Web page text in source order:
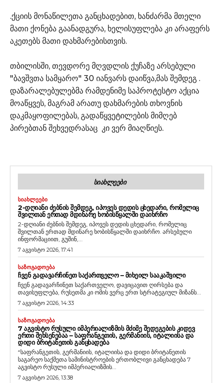
.ქციის მონაწილეთა განცხადებით, ხანძარმა მთელი
მათი ქონება გაანადგურა, ხელისუფლება კი არაფერს
აკეთებს მათი დახმარებისთვის.
თბილისში, თევდორე მღვდლის ქუჩაზე არსებული
"ბავშვთა სამყარო" 30 იანვარს დაიწვა,მას შემდეგ .
დაზარალებულებმა რამდენიმე საპროტესტო აქცია
მოაწყვეს, მაგრამ არათუ დახმარების თხოვნის
დაკმაყოფილებას, გადაწყვეტილების მიმღებ
პირებთან შეხვედრასაც კი ვერ მიაღწიეს.
ᲡᲘᲐᲮᲚᲔᲔᲑᲘ
ᲡᲘᲐᲮᲚᲔᲔᲑᲘ
2-ᲓᲦᲘᲐᲜᲘ ᲫᲔᲑᲜᲘᲡ ᲨᲔᲛᲓᲔᲒ, ᲘᲞᲝᲕᲔᲡ ᲓᲔᲓᲘᲡ ᲪᲮᲔᲓᲐᲠᲘ, ᲠᲝᲛᲔᲚᲘᲪ
ᲨᲕᲘᲚᲗᲐᲜ ᲔᲠᲗᲐᲓ ᲛᲓᲘᲜᲐᲠᲔ ᲮᲝᲑᲘᲡᲬᲧᲐᲚᲨᲘ ᲓᲐᲘᲮᲠᲩᲝ
2-დღიანი ძებნის შემდეგ, იპოვეს დედის ცხედარი, რომელიც
შვილთან ერთად მდინარე ხობისწყალში დაიხრჩო. არსებული
ინფორმაციით, გუშინ,...
7 აგვისტო 2026, 17:41
ᲡᲐᲖᲝᲒᲐᲓᲝᲔᲑᲐ
ᲩᲕᲔᲜ ᲒᲐᲓᲐᲕᲐᲠᲩᲘᲜᲔᲗ ᲡᲐᲥᲐᲠᲗᲕᲔᲚᲝ – ᲛᲘᲮᲔᲘᲚ ᲡᲐᲐᲙᲐᲨᲕᲘᲚᲘ
ჩვენ გადავარჩინეთ საქართველო, დავიცავით ღირსება და
თავისუფლება, რუსეთმა კი ომის ვერც ერთ სტრატეგიულ მიზანს...
7 აგვისტო 2026, 14:33
ᲡᲐᲖᲝᲒᲐᲓᲝᲔᲑᲐ
7 ᲐᲒᲕᲘᲡᲢᲝ ᲠᲣᲡᲣᲚᲘ ᲘᲛᲞᲔᲠᲘᲐᲚᲘᲖᲛᲘᲡ ᲛᲫᲘᲛᲔ ᲨᲔᲓᲔᲒᲔᲑᲘᲡ ᲙᲘᲓᲔᲕ
ᲔᲠᲗᲘ ᲨᲔᲮᲡᲔᲜᲔᲑᲐᲐ – ᲡᲐᲤᲠᲐᲜᲒᲔᲗᲘᲡ, ᲒᲔᲠᲛᲐᲜᲘᲘᲡ, ᲘᲢᲐᲚᲘᲘᲡᲐ ᲓᲐ
ᲓᲘᲓᲘ ᲑᲠᲘᲢᲐᲜᲔᲗᲘᲡ ᲒᲐᲜᲪᲮᲐᲓᲔᲑᲐ
“საფრანგეთის, გერმანიის, იტალიისა და დიდი ბრიტანეთის
საგარეო საქმეთა სამინისტროების ერთობლივი განცხადება 7
აგვისტო რუსული იმპერიალიზმის...
7 აგვისტო 2026, 13:38